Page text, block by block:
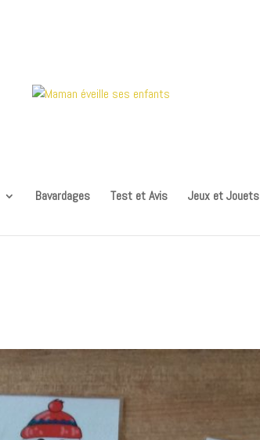
Bavardages Test et Avis Jeux et Jouets